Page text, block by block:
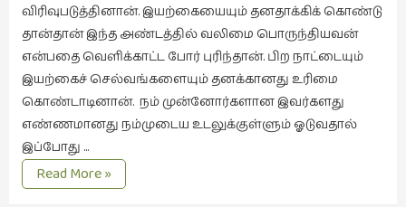
வாசிப்பில்
இன்று
விமர்சனம்
(19)
விளையாட்டு
ஷேக்ஸ்பியரின்
விரிவுபடுத்தினான். இயற்கையையும் தனதாக்கிக் கொண்டு
தான்தான் இந்த அண்டத்தில் வலிமை பொருந்தியவன்
என்பதை வெளிக்காட்ட போர் புரிந்தான். பிற நாட்டையும்
இயற்கைச் செல்வங்களையும் தனக்கானது உரிமை
கொண்டாடினான். நம் முன்னோர்களான இவர்களது
எண்ணமானது நம்முடைய உடலுக்குள்ளும் ஓடுவதால்
இப்போது …
போராடும்
தவளை
Read More »